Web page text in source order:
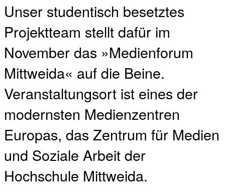
Unser studentisch besetztes
Projektteam stellt dafür im
November das »Medienforum
Mittweida« auf die Beine.
Veranstaltungsort ist eines der
modernsten Medienzentren
Europas, das Zentrum für Medien
und Soziale Arbeit der
Hochschule Mittweida.